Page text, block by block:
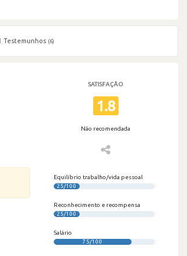
Testemunhos (6)
SATISFAÇÃO
1.8
Não recomendada
Equilíbrio trabalho/vida pessoal
25/100
Reconhecimento e recompensa
25/100
Salário
75/100